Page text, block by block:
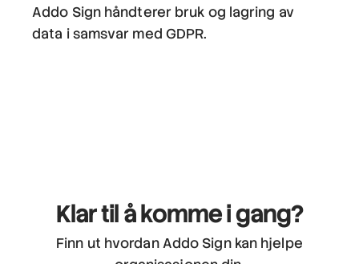
Addo Sign håndterer bruk og lagring av
data i samsvar med GDPR.
Klar til å komme i gang?
Finn ut hvordan Addo Sign kan hjelpe